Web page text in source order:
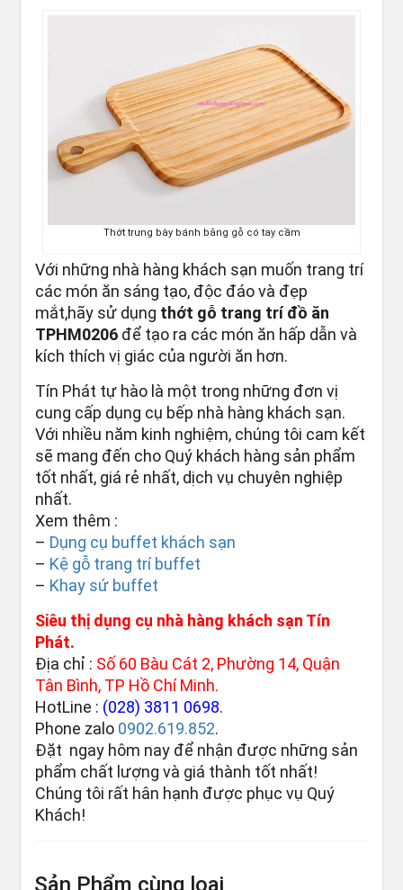
Thớt trưng bày bánh bằng gỗ có tay cầm
Với những nhà hàng khách sạn muốn trang trí
các món ăn sáng tạo, độc đáo và đẹp
mắt,hãy sử dụng thớt gỗ trang trí đồ ăn
TPHM0206 để tạo ra các món ăn hấp dẫn và
kích thích vị giác của người ăn hơn.
Tín Phát tự hào là một trong những đơn vị
cung cấp dụng cụ bếp nhà hàng khách sạn.
Với nhiều năm kinh nghiệm, chúng tôi cam kết
sẽ mang đến cho Quý khách hàng sản phẩm
tốt nhất, giá rẻ nhất, dịch vụ chuyên nghiệp
nhất.
Xem thêm :
– Dụng cụ buffet khách sạn
– Kệ gỗ trang trí buffet
– Khay sứ buffet
Siêu thị dụng cụ nhà hàng khách sạn Tín
Phát.
Địa chỉ : Số 60 Bàu Cát 2, Phường 14, Quận
Tân Bình, TP Hồ Chí Minh.
HotLine : (028) 3811 0698.
Phone zalo 0902.619.852.
Đặt ngay hôm nay để nhận được những sản
phẩm chất lượng và giá thành tốt nhất!
Chúng tôi rất hân hạnh được phục vụ Quý
Khách!
Sản Phẩm cùng loại